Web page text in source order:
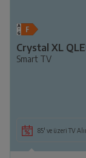
Smart TV
85' ve üzeri TV